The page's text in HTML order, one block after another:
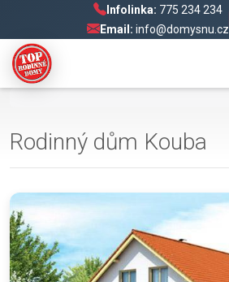
Infolinka: 775 234 234
Email: info@domysnu.cz
Rodinný dům Kouba